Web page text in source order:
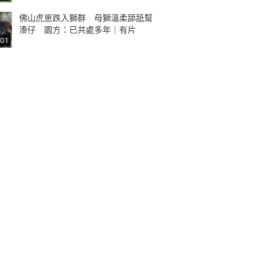
佛山虎崽跌入獅群 母獅溫柔舔舐幫
湊仔 園方：已共處多年｜有片